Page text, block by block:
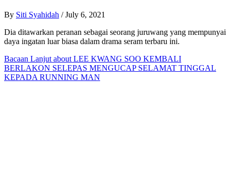
By Siti Syahidah / July 6, 2021
Dia ditawarkan peranan sebagai seorang juruwang yang mempunyai
daya ingatan luar biasa dalam drama seram terbaru ini.
Bacaan Lanjut about LEE KWANG SOO KEMBALI
BERLAKON SELEPAS MENGUCAP SELAMAT TINGGAL
KEPADA RUNNING MAN